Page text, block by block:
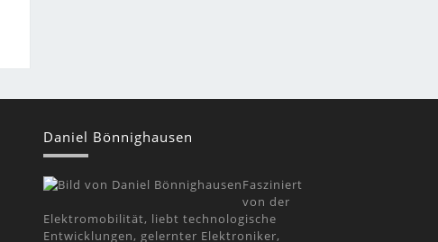
Daniel Bönnighausen
Fasziniert
von der
Elektromobilität, liebt technologische
Entwicklungen, gelernter Elektroniker,